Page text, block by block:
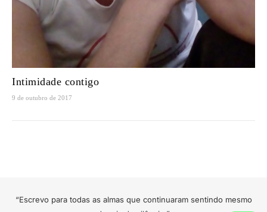
Intimidade contigo
9 de outubro de 2017
“Escrevo para todas as almas que continuaram sentindo mesmo